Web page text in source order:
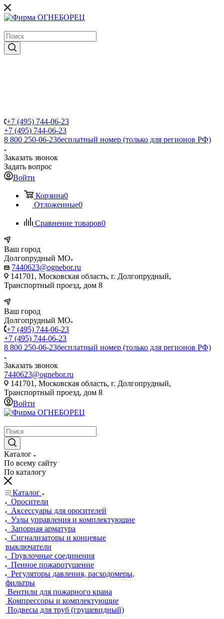
+7 (495) 744-06-23
+7 (495) 744-06-23
8 800 250-06-23бесплатный номер (только для регионов РФ)
Заказать звонок
Задать вопрос
Войти
Корзина0
Отложенные0
Сравнение товаров0
Ваш город
Долгопрудный МО
7440623@ognebor.ru
141701, Московская область, г. Долгопрудный,
Транспортный проезд, дом 8
Ваш город
Долгопрудный МО
+7 (495) 744-06-23
+7 (495) 744-06-23
8 800 250-06-23бесплатный номер (только для регионов РФ)
Заказать звонок
7440623@ognebor.ru
141701, Московская область, г. Долгопрудный,
Транспортный проезд, дом 8
Войти
Каталог
По всему сайту
По каталогу
Каталог
Оросители
Аксессуары для оросителей
Узлы управления и комплектующие
Запорная арматура
Сигнализаторы и концевые
выключатели
Грувлочные соединения
Пенное пожаротушение
Регуляторы давления, расходомеры,
фильтры
Вентили для пожарного крана
Компрессоры и комплектующие
Подвесы для труб (грушевидный)